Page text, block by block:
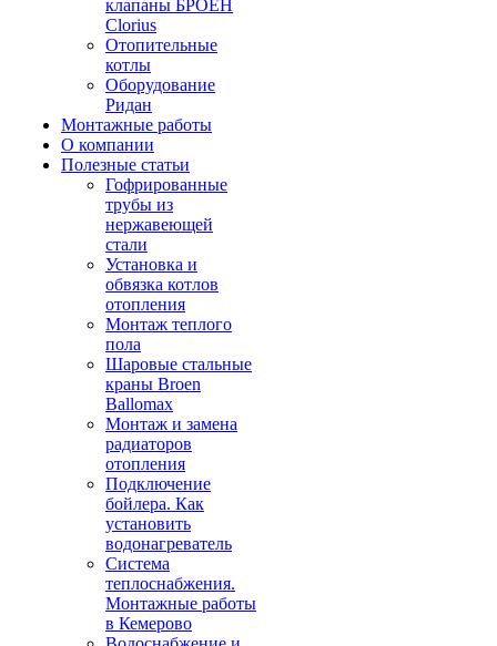
клапаны БРОЕН
Clorius
Отопительные
котлы
Оборудование
Ридан
Монтажные работы
О компании
Полезные статьи
Гофрированные
трубы из
нержавеющей
стали
Установка и
обвязка котлов
отопления
Монтаж теплого
пола
Шаровые стальные
краны Broen
Ballomax
Монтаж и замена
радиаторов
отопления
Подключение
бойлера. Как
установить
водонагреватель
Система
теплоснабжения.
Монтажные работы
в Кемерово